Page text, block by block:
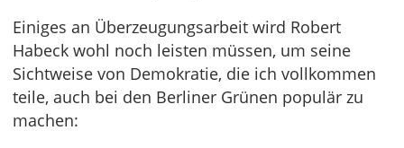
Einiges an Überzeugungsarbeit wird Robert
Habeck wohl noch leisten müssen, um seine
Sichtweise von Demokratie, die ich vollkommen
teile, auch bei den Berliner Grünen populär zu
machen: